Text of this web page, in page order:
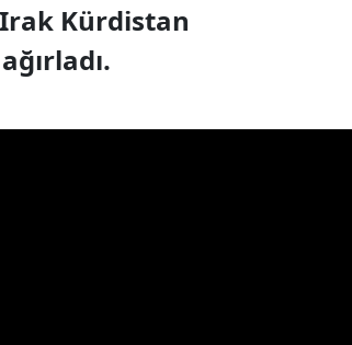
Kürdistan